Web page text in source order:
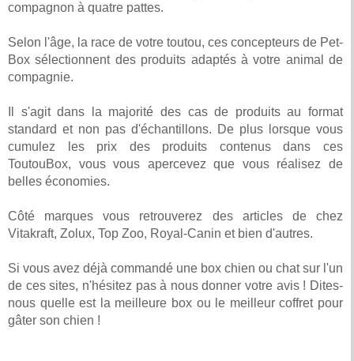
compagnon à quatre pattes.
Selon l'âge, la race de votre toutou, ces concepteurs de Pet-
Box sélectionnent des produits adaptés à votre animal de
compagnie.
Il s'agit dans la majorité des cas de produits au format
standard et non pas d'échantillons. De plus lorsque vous
cumulez les prix des produits contenus dans ces
ToutouBox, vous vous apercevez que vous réalisez de
belles économies.
Côté marques vous retrouverez des articles de chez
Vitakraft, Zolux, Top Zoo, Royal-Canin et bien d'autres.
Si vous avez déjà commandé une box chien ou chat sur l'un
de ces sites, n'hésitez pas à nous donner votre avis ! Dites-
nous quelle est la meilleure box ou le meilleur coffret pour
gâter son chien !